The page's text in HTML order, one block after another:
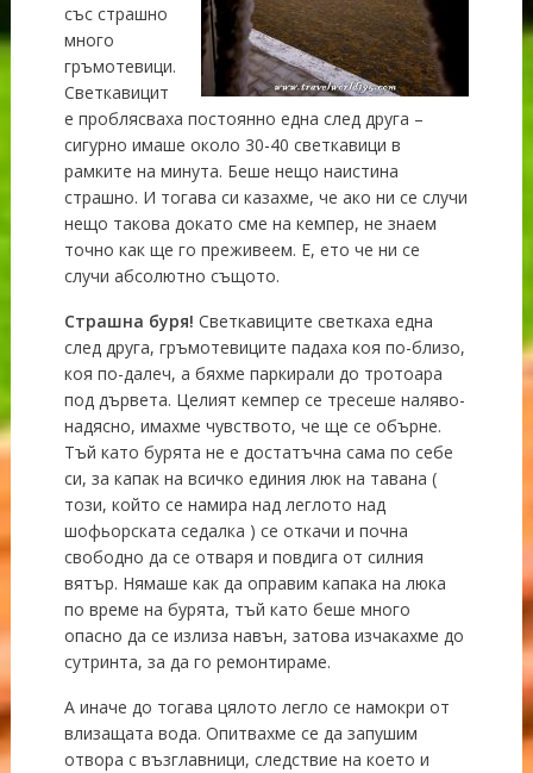
със страшно
много
гръмотевици.
Светкавицит
е проблясваха постоянно една след друга –
сигурно имаше около 30-40 светкавици в
рамките на минута. Беше нещо наистина
страшно. И тогава си казахме, че ако ни се случи
нещо такова докато сме на кемпер, не знаем
точно как ще го преживеем. Е, ето че ни се
случи абсолютно същото.
Страшна буря! Светкавиците светкаха една
след друга, гръмотевиците падаха коя по-близо,
коя по-далеч, а бяхме паркирали до тротоара
под дървета. Целият кемпер се тресеше наляво-
надясно, имахме чувството, че ще се обърне.
Тъй като бурята не е достатъчна сама по себе
си, за капак на всичко единия люк на тавана (
този, който се намира над леглото над
шофьорската седалка ) се откачи и почна
свободно да се отваря и повдига от силния
вятър. Нямаше как да оправим капака на люка
по време на бурята, тъй като беше много
опасно да се излиза навън, затова изчакахме до
сутринта, за да го ремонтираме.
А иначе до тогава цялото легло се намокри от
влизащата вода. Опитвахме се да запушим
отвора с възглавници, следствие на което и